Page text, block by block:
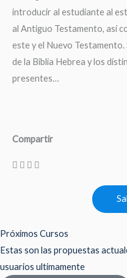
introducir al estudiante al
al Antiguo Testamento, así
este y el Nuevo Testamento.
de la Biblia Hebrea y los
presentes…
Compartir
Próximos Cursos
Estas son las propuestas
usuarios ultimamente